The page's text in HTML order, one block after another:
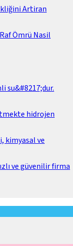
Artiran
Ömrü Nasil
su&#8217;dur.
hidrojen
kimyasal ve
ve güvenilir firma